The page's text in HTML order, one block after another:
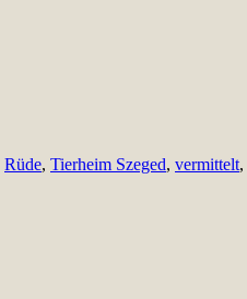
Rüde, Tierheim Szeged, vermittelt,